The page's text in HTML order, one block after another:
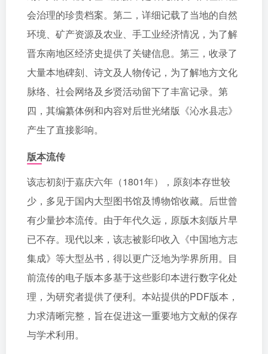
会治理的珍贵档案。第二，详细记载了当地的自然
环境、矿产资源及农业、手工业经济情况，为了解
晋东南地区经济史提供了关键信息。第三，收录了
大量本地碑刻、诗文及人物传记，为了解地方文化
脉络、社会网络及乡贤活动留下了丰富记录。第
四，其编纂体例和内容对后世光绪版《沁水县志》
产生了直接影响。
版本流传
该志初刻于嘉庆六年（1801年），原刻本存世较
少，多见于国内大型图书馆及博物馆收藏。后世曾
有少量抄本流传。由于年代久远，原版木刻版片早
已不存。现代以来，该志被影印收入《中国地方志
集成》等大型丛书，得以更广泛地为学界所用。目
前流传的电子版本多基于这些影印本进行数字化处
理，为研究者提供了便利。本站提供的PDF版本，
力求清晰完整，旨在促进这一重要地方文献的保存
与学术利用。